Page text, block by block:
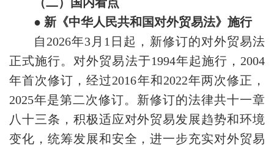
● 新《中华人民共和国对外贸易法》施行
自2026年3月1日起，新修订的对外贸易法
正式施行。对外贸易法于1994年起施行，2004
年首次修订，经过2016年和2022年两次修正，
2025年是第二次修订。新修订的法律共十一章
八十三条，积极适应对外贸易发展趋势和环境
变化，统筹发展和安全，进一步充实对外贸易